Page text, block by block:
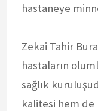
hastaneye
Zekai Tahir
hastaların
sağlık
kalitesi hem de